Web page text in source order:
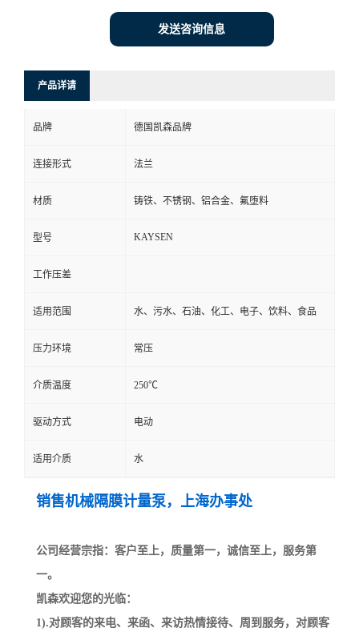
发送咨询信息
产品详请
品牌 德国凯森品牌
连接形式 法兰
材质 铸铁、不锈钢、铝合金、氟堕料
型号 KAYSEN
工作压差
适用范围 水、污水、石油、化工、电子、饮料、食品
压力环境 常压
介质温度 250℃
驱动方式 电动
适用介质 水
销售机械隔膜计量泵，上海办事处
公司经营宗指：客户至上，质量第一，诚信至上，服务第
一。
凯森欢迎您的光临：
1).对顾客的来电、来函、来访热情接待、周到服务，对顾客